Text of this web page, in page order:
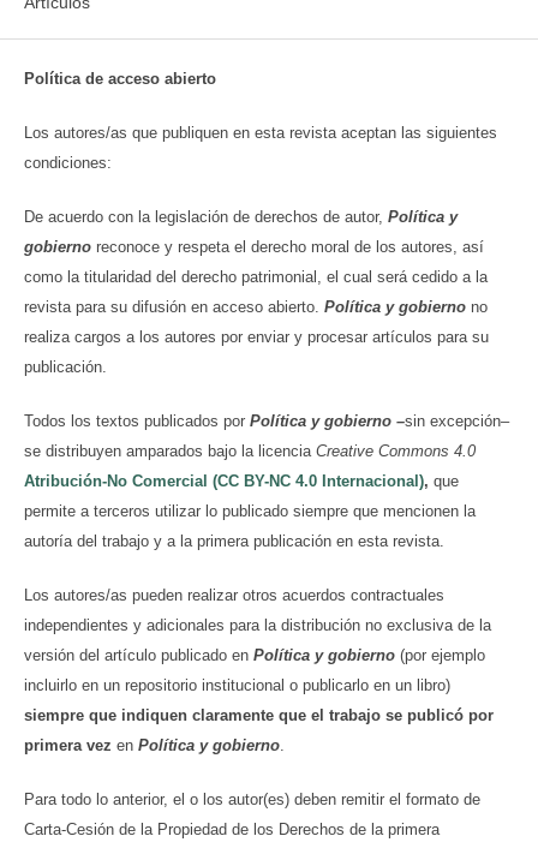
Política de acceso abierto
Los autores/as que publiquen en esta revista aceptan las siguientes
condiciones:
De acuerdo con la legislación de derechos de autor, Política y
gobierno reconoce y respeta el derecho moral de los autores, así
como la titularidad del derecho patrimonial, el cual será cedido a la
revista para su difusión en acceso abierto. Política y gobierno no
realiza cargos a los autores por enviar y procesar artículos para su
publicación.
Todos los textos publicados por Política y gobierno –sin excepción–
se distribuyen amparados bajo la licencia Creative Commons 4.0
Atribución-No Comercial (CC BY-NC 4.0 Internacional), que
permite a terceros utilizar lo publicado siempre que mencionen la
autoría del trabajo y a la primera publicación en esta revista.
Los autores/as pueden realizar otros acuerdos contractuales
independientes y adicionales para la distribución no exclusiva de la
versión del artículo publicado en Política y gobierno (por ejemplo
incluirlo en un repositorio institucional o publicarlo en un libro)
siempre que indiquen claramente que el trabajo se publicó por
primera vez en Política y gobierno
Para todo lo anterior, el o los autor(es) deben remitir el formato de
Carta-Cesión de la Propiedad de los Derechos de la primera